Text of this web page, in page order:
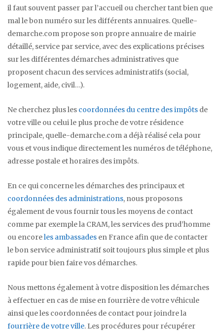
il faut souvent passer par l’accueil ou chercher tant bien que
mal le bon numéro sur les différents annuaires. Quelle-
demarche.com propose son propre annuaire de mairie
détaillé, service par service, avec des explications précises
sur les différentes démarches administratives que
proposent chacun des services administratifs (social,
logement, aide, civil…).
Ne cherchez plus les coordonnées du centre des impôts de
votre ville ou celui le plus proche de votre résidence
principale, quelle-demarche.com a déjà réalisé cela pour
vous et vous indique directement les numéros de téléphone,
adresse postale et horaires des impôts.
En ce qui concerne les démarches des principaux et
coordonnées des administrations, nous proposons
également de vous fournir tous les moyens de contact
comme par exemple la CRAM, les services des prud’homme
ou encoreles ambassades en France afin que de contacter
le bon service administratif soit toujours plus simple et plus
rapide pour bien faire vos démarches.
Nous mettons également à votre disposition les démarches
à effectuer en cas de mise en fourrière de votre véhicule
ainsi que les coordonnées de contact pour joindre la
fourrière de votre ville. Les procédures pour récupérer